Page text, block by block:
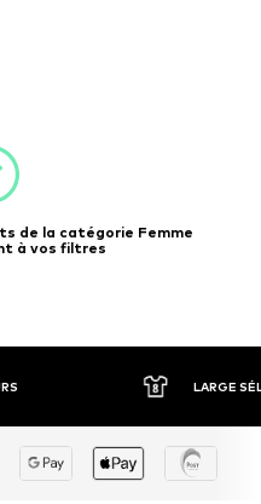
de la catégorie Femme
à vos filtres
LARGE